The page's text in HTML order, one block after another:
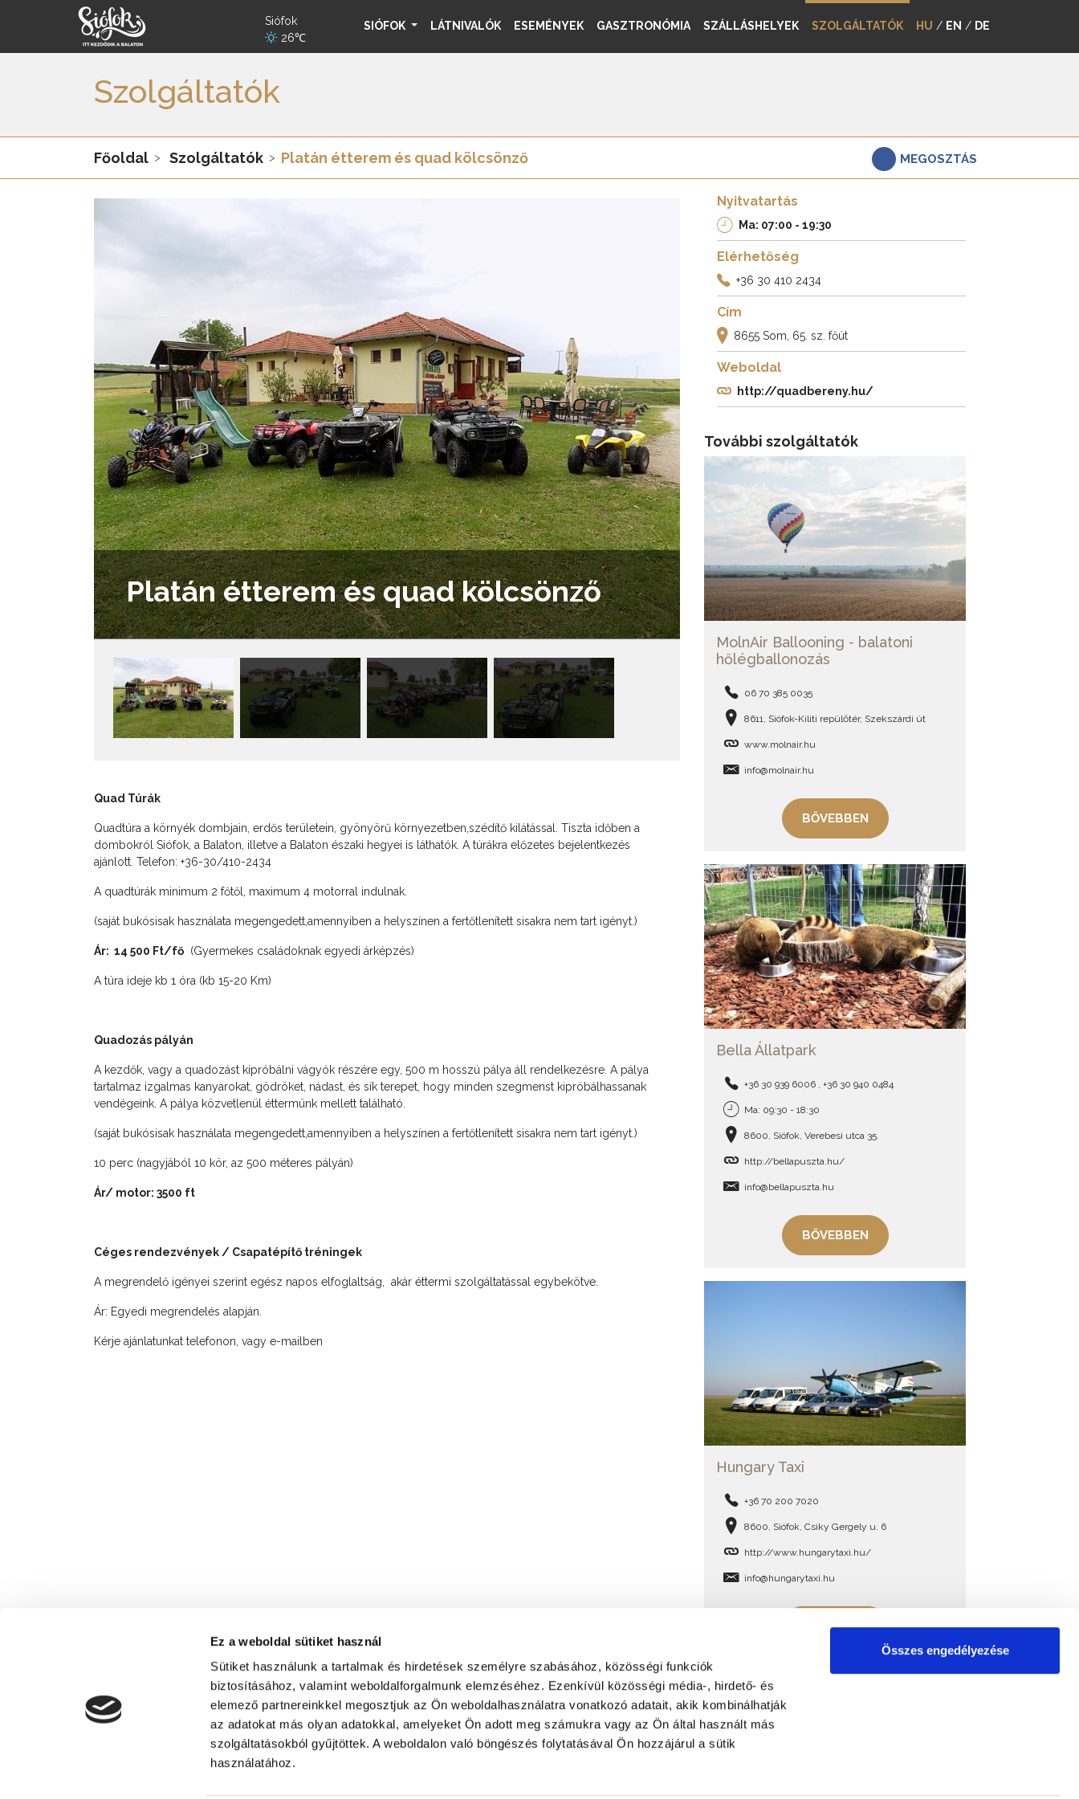
Ez a weboldal sütiket használ
Sütiket használunk a tartalmak és hirdetések személyre szabásához, közösségi funkciók
biztosításához, valamint weboldalforgalmunk elemzéséhez. Ezenkívül közösségi média-, hirdető- és
elemező partnereinkkel megosztjuk az Ön weboldalhasználatra vonatkozó adatait, akik kombinálhatják
az adatokat más olyan adatokkal, amelyeket Ön adott meg számukra vagy az Ön által használt más
szolgáltatásokból gyűjtöttek. A weboldalon való böngészés folytatásával Ön hozzájárul a sütik
használatához.
Összes engedélyezése
Siófok
26℃
SIÓFOK LÁTNIVALÓK ESEMÉNYEK GASZTRONÓMIA SZÁLLÁSHELYEK SZOLGÁLTATÓK HU / EN / DE
Szolgáltatók
Főoldal Szolgáltatók Platán étterem és quad kölcsönző MEGOSZTÁS
Platán étterem és quad kölcsönző
Quad Túrák
Quadtúra a környék dombjain, erdős területein, gyönyörű környezetben,szédítő kilátással. Tiszta időben a
dombokról Siófok, a Balaton, illetve a Balaton északi hegyei is láthatók. A túrákra előzetes bejelentkezés
ajánlott. Telefon: +36-30/410-2434
A quadtúrák minimum 2 főtől, maximum 4 motorral indulnak.
(saját bukósisak használata megengedett,amennyiben a helyszínen a fertőtlenített sisakra nem tart igényt.)
Ár: 14 500 Ft/fő (Gyermekes családoknak egyedi árképzés)
A túra ideje kb 1 óra (kb 15-20 Km)
Quadozás pályán
A kezdők, vagy a quadozást kipróbálni vágyók részére egy, 500 m hosszú pálya áll rendelkezésre. A pálya
tartalmaz izgalmas kanyarokat, gödröket, nádast, és sík terepet, hogy minden szegmenst kipróbálhassanak
vendégeink. A pálya közvetlenül éttermünk mellett található.
(saját bukósisak használata megengedett,amennyiben a helyszínen a fertőtlenített sisakra nem tart igényt.)
10 perc (nagyjából 10 kör, az 500 méteres pályán)
Ár/ motor: 3500 ft
Céges rendezvények / Csapatépítő tréningek
A megrendelő igényei szerint egész napos elfoglaltság, akár éttermi szolgáltatással egybekötve.
Ár: Egyedi megrendelés alapján.
Kérje ajánlatunkat telefonon, vagy e-mailben
Nyitvatartás
Ma: 07:00 - 19:30
Elérhetőség
+36 30 410 2434
Cím
8655 Som, 65. sz. főút
Weboldal
http://quadbereny.hu/
További szolgáltatók
MolnAir Ballooning - balatoni
hőlégballonozás
06 70 385 0035
8611, Siófok-Kiliti repülőtér, Szekszárdi út
www.molnair.hu
info@molnair.hu
BŐVEBBEN
Bella Állatpark
+36 30 939 6006 , +36 30 940 0484
Ma: 09:30 - 18:30
8600, Siófok, Verebesi utca 35.
http://bellapuszta.hu/
info@bellapuszta.hu
BŐVEBBEN
Hungary Taxi
+36 70 200 7020
8600, Siófok, Csiky Gergely u. 6
http://www.hungarytaxi.hu/
info@hungarytaxi.hu
BŐVEBBEN
ADATVÉDELMI NYILATKOZAT FELHASZNÁLÁS FELTÉTELEI
Siófoki Fürdőegylet - Turisztikai Egyesület